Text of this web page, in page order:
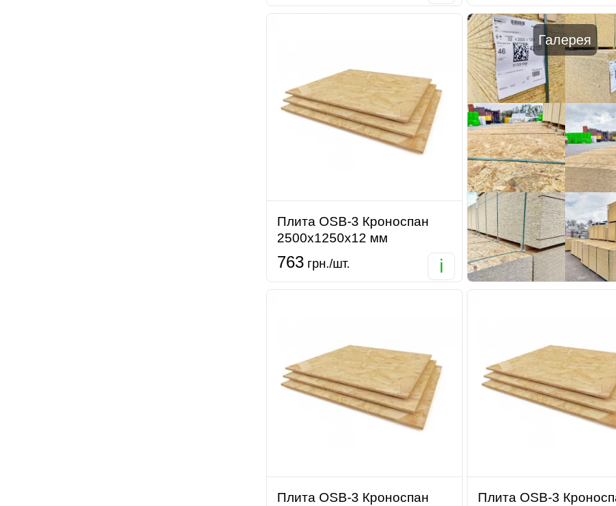
Плита OSB-3 Кроноспан
2500х1250х12 мм
763 грн./шт. i
Галерея
Плита OSB-3 Кроноспан
Плита OSB-3